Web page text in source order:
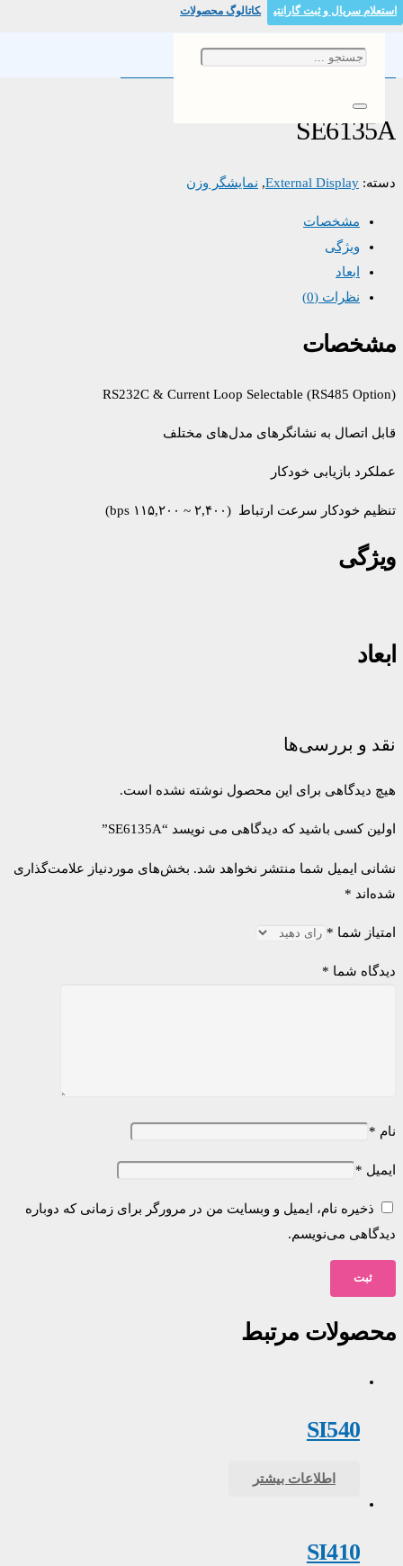
استعلام سریال و ثبت گارانتی کاتالوگ محصولات
SE6135A
دسته: External Display
, نمایشگر وزن
مشخصات
ویژگی
ابعاد
نظرات (0)
مشخصات
RS232C & Current Loop Selectable (RS485 Option)
قابل اتصال به نشانگرهای مدل‌های مختلف
عملکرد بازیابی خودکار
تنظیم خودکار سرعت ارتباط (۲,۴۰۰ ~ ۱۱۵,۲۰۰ bps)
ویژگی
ابعاد
نقد و بررسی‌ها
هیچ دیدگاهی برای این محصول نوشته نشده است.
اولین کسی باشید که دیدگاهی می نویسد “SE6135A”
نشانی ایمیل شما منتشر نخواهد شد. بخش‌های موردنیاز علامت‌گذاری
شده‌اند *
امتیاز شما *
دیدگاه شما *
نام *
ایمیل *
ذخیره نام، ایمیل و وبسایت من در مرورگر برای زمانی که دوباره
دیدگاهی می‌نویسم.
محصولات مرتبط
SI540
اطلاعات بیشتر
SI410